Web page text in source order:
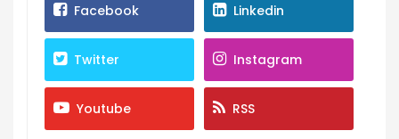
Facebook Linkedin
Twitter Instagram
Youtube RSS